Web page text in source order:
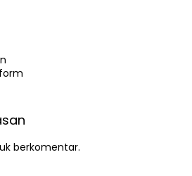
berkomentar.